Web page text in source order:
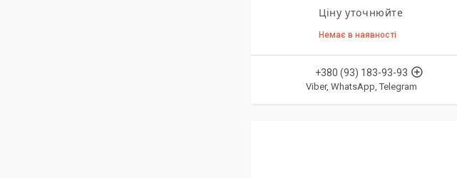
Ціну уточнюйте
Немає в наявності
+380 (93) 183-93-93
Viber, WhatsApp, Telegram